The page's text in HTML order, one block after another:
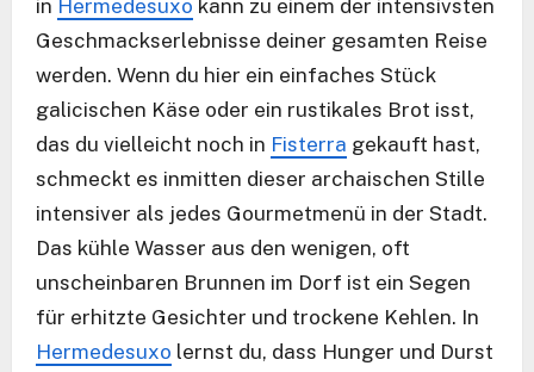
in Hermedesuxo kann zu einem der intensivsten
Geschmackserlebnisse deiner gesamten Reise
werden. Wenn du hier ein einfaches Stück
galicischen Käse oder ein rustikales Brot isst,
das du vielleicht noch in Fisterra gekauft hast,
schmeckt es inmitten dieser archaischen Stille
intensiver als jedes Gourmetmenü in der Stadt.
Das kühle Wasser aus den wenigen, oft
unscheinbaren Brunnen im Dorf ist ein Segen
für erhitzte Gesichter und trockene Kehlen. In
Hermedesuxo lernst du, dass Hunger und Durst